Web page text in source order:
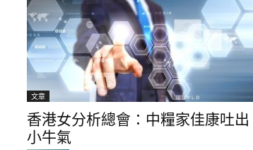
文章
香港女分析總會：中糧家佳康吐出
小牛氣